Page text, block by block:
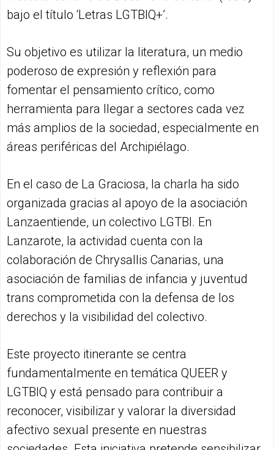
bajo el título ‘Letras LGTBIQ+’.
Su objetivo es utilizar la literatura, un medio
poderoso de expresión y reflexión para
fomentar el pensamiento crítico, como
herramienta para llegar a sectores cada vez
más amplios de la sociedad, especialmente en
áreas periféricas del Archipiélago.
En el caso de La Graciosa, la charla ha sido
organizada gracias al apoyo de la asociación
Lanzaentiende, un colectivo LGTBI. En
Lanzarote, la actividad cuenta con la
colaboración de Chrysallis Canarias, una
asociación de familias de infancia y juventud
trans comprometida con la defensa de los
derechos y la visibilidad del colectivo.
Este proyecto itinerante se centra
fundamentalmente en temática QUEER y
LGTBIQ y está pensado para contribuir a
reconocer, visibilizar y valorar la diversidad
afectivo sexual presente en nuestras